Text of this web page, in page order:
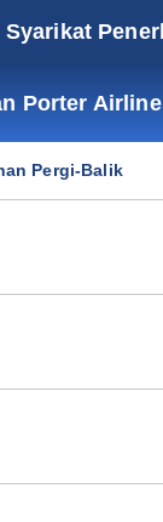
Porter
Pergi-Balik